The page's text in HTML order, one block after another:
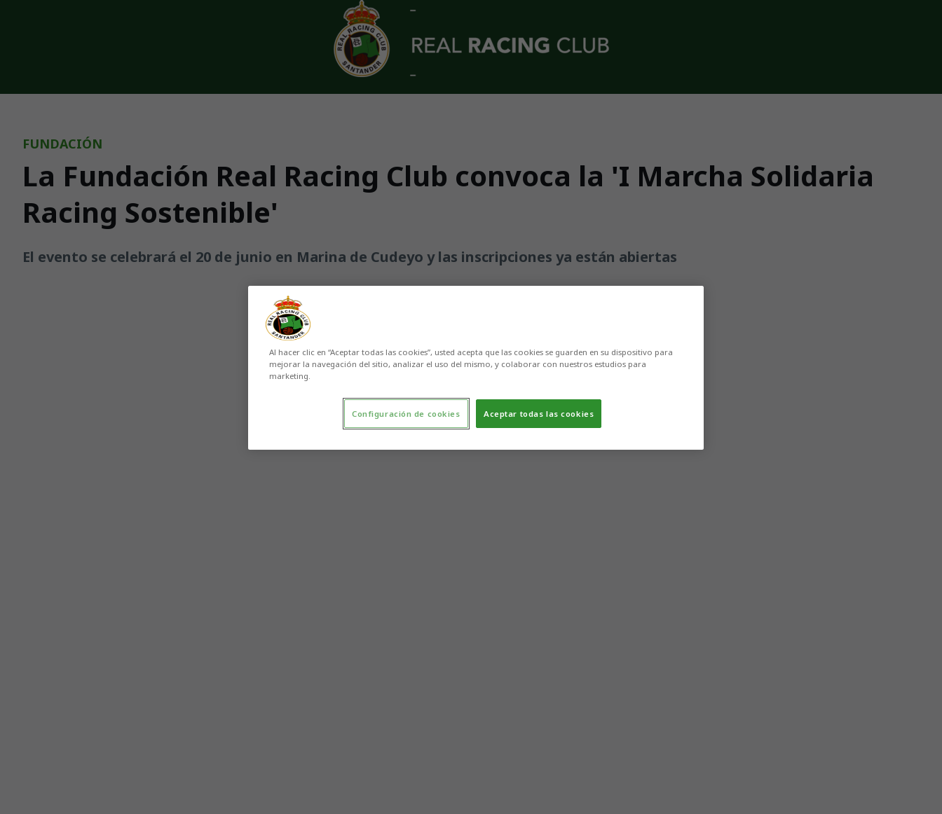
Skip to main content
FUNDACIÓN
La Fundación Real Racing Club convoca la 'I Marcha Solidaria
Racing Sostenible'
El evento se celebrará el 20 de junio en Marina de Cudeyo y las inscripciones ya están abiertas
Al hacer clic en “Aceptar todas las cookies”, usted acepta que las cookies se guarden en su dispositivo para
mejorar la navegación del sitio, analizar el uso del mismo, y colaborar con nuestros estudios para
marketing.
Aceptar todas las cookies
Configuración de cookies